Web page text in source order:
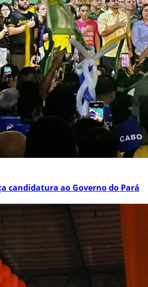
candidatura ao Governo do Pará